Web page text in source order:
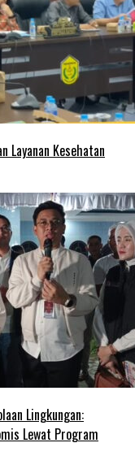
Layanan Kesehatan
Lingkungan:
Lewat Program